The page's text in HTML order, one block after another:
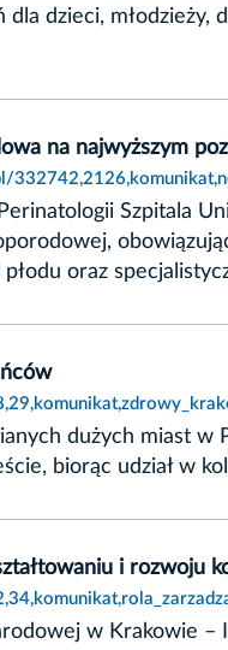
dzieci, młodzieży,
na najwyższym
Szpitala
oraz
dużych miast w
biorąc udział w
i rozwoju
w Krakowie –